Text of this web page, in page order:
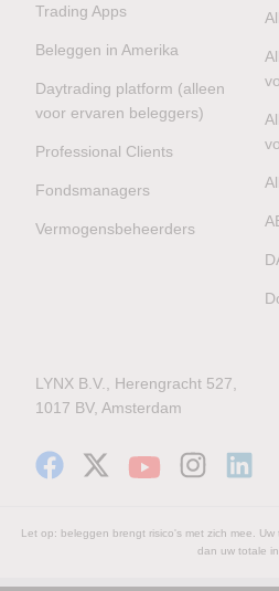
Trading Apps
Beleggen in Amerika
Daytrading platform (alleen
voor ervaren beleggers)
Professional Clients
Fondsmanagers
Vermogensbeheerders
LYNX B.V., Herengracht 527,
1017 BV, Amsterdam
Let op: beleggen brengt risico's met zich mee.
dan uw totale